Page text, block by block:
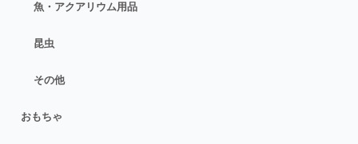
魚・アクアリウム用品
昆虫
その他
おもちゃ